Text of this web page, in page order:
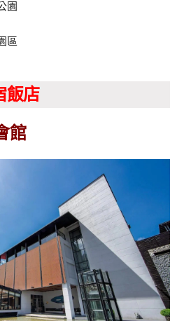
園
區
飯店
館